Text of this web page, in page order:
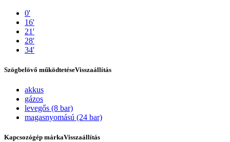
0'
16'
21'
28'
34'
Szögbelövő működtetéseVisszaállítás
akkus
gázos
levegős (8 bar)
magasnyomású (24 bar)
Kapcsozógép márkaVisszaállítás